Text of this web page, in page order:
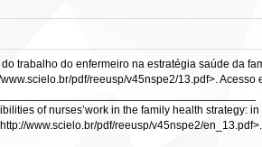
trabalho do enfermeiro na estratégia saúde da
pdf/reeusp/v45nspe2/13.pdf>.
of nurses’work in the family health strategy:
www.scielo.br/pdf/reeusp/v45nspe2/